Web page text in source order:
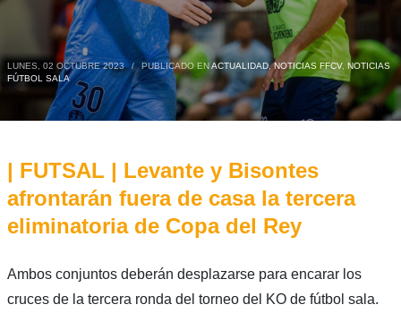
LUNES, 02 OCTUBRE 2023 / PUBLICADO ENACTUALIDAD,NOTICIAS FFCV, NOTICIAS
FÚTBOL SALA
| FUTSAL | Levante y Bisontes
afrontarán fuera de casa la tercera
eliminatoria de Copa del Rey
Ambos conjuntos deberán desplazarse para encarar los
cruces de la tercera ronda del torneo del KO de fútbol sala.